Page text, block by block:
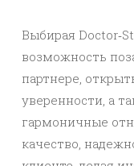
Выбирая
возможность
партнере,
уверенности, а
гармоничные
качество,